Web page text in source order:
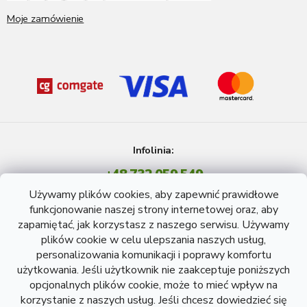
Używamy plików cookies, aby zapewnić prawidłowe
funkcjonowanie naszej strony internetowej oraz, aby
zapamiętać, jak korzystasz z naszego serwisu. Używamy
plików cookie w celu ulepszania naszych usług,
personalizowania komunikacji i poprawy komfortu
użytkowania. Jeśli użytkownik nie zaakceptuje poniższych
opcjonalnych plików cookie, może to mieć wpływ na
korzystanie z naszych usług. Jeśli chcesz dowiedzieć się
Moje zamówienie
Infolinia:
+48 732 059 549
Pon - Pt: 8 - 15 godź.
info@atreon.pl